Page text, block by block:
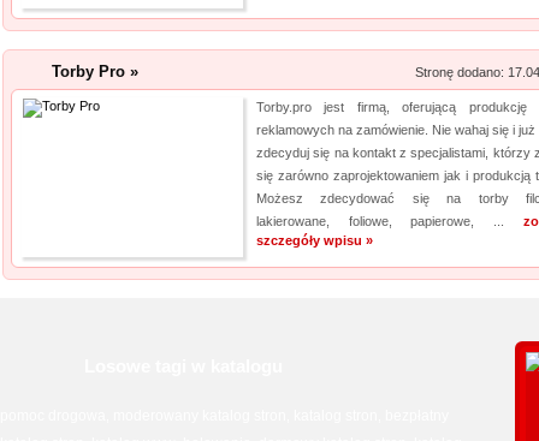
Torby Pro » Stronę dodano:
Torby.pro jest firmą, oferującą produkcję
reklamowych na zamówienie. Nie wahaj się i już
zdecyduj się na kontakt z specjalistami, którzy
się zarówno zaprojektowaniem jak i produkcją
Możesz zdecydować się na torby
lakierowane, foliowe, papierowe, ...
szczegóły wpisu »